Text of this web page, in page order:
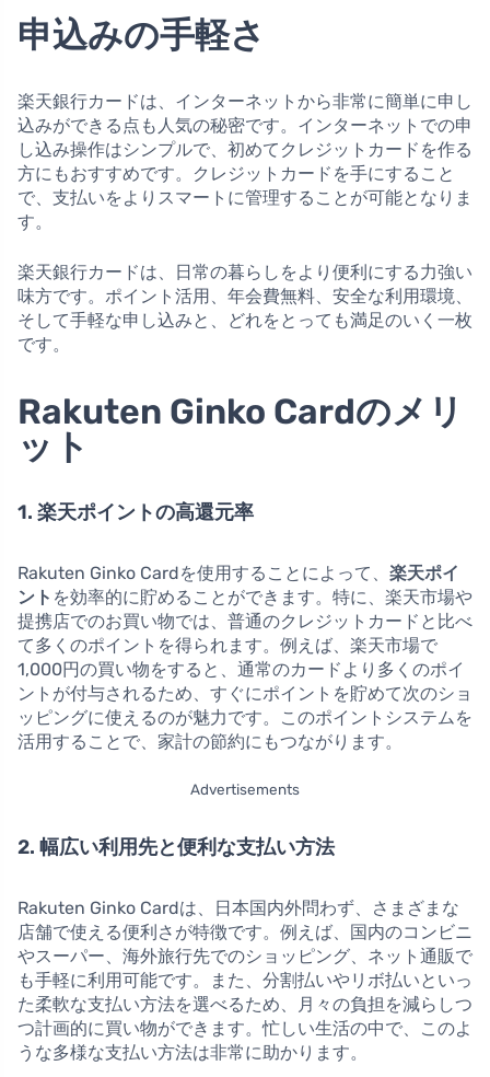
申込みの手軽さ
楽天銀行カードは、インターネットから非常に簡単に申し
込みができる点も人気の秘密です。インターネットでの申
し込み操作はシンプルで、初めてクレジットカードを作る
方にもおすすめです。クレジットカードを手にすること
で、支払いをよりスマートに管理することが可能となりま
す。
楽天銀行カードは、日常の暮らしをより便利にする力強い
味方です。ポイント活用、年会費無料、安全な利用環境、
そして手軽な申し込みと、どれをとっても満足のいく一枚
です。
Rakuten Ginko Cardのメリ
ット
1. 楽天ポイントの高還元率
Rakuten Ginko Cardを使用することによって、 楽天ポイ
ント を効率的に貯めることができます。特に、楽天市場や
提携店でのお買い物では、普通のクレジットカードと比べ
て多くのポイントを得られます。例えば、楽天市場で
1,000円の買い物をすると、通常のカードより多くのポイ
ントが付与されるため、すぐにポイントを貯めて次のショ
ッピングに使えるのが魅力です。このポイントシステムを
活用することで、家計の節約にもつながります。
Advertisements
2. 幅広い利用先と便利な支払い方法
Rakuten Ginko Cardは、日本国内外問わず、さまざまな
店舗で使える便利さが特徴です。例えば、国内のコンビニ
やスーパー、海外旅行先でのショッピング、ネット通販で
も手軽に利用可能です。また、分割払いやリボ払いといっ
た柔軟な支払い方法を選べるため、月々の負担を減らしつ
つ計画的に買い物ができます。忙しい生活の中で、このよ
うな多様な支払い方法は非常に助かります。